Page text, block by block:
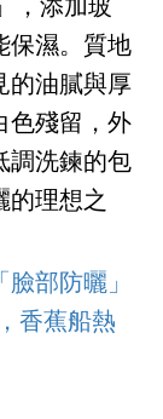
，添加玻
保濕。質地
的油膩與厚
色殘留，外
調洗鍊的包
的理想之
部防曬」
香蕉船熱